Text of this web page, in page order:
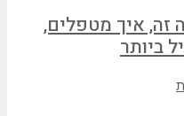
זה, איך מטפלים,
ביותר